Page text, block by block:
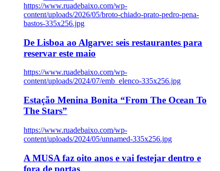
https://www.ruadebaixo.com/wp-
content/uploads/2026/05/broto-chiado-prato-pedro-pena-
bastos-335x256.jpg
De Lisboa ao Algarve: seis restaurantes para
reservar este maio
https://www.ruadebaixo.com/wp-
content/uploads/2024/07/emb_elenco-335x256.jpg
Estação Menina Bonita “From The Ocean To
The Stars”
https://www.ruadebaixo.com/wp-
content/uploads/2024/05/unnamed-335x256.jpg
A MUSA faz oito anos e vai festejar dentro e
fora de portas